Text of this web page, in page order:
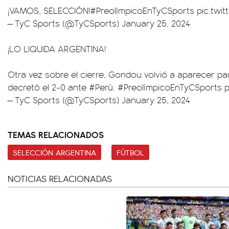
¡VAMOS, SELECCIÓN!#PreolímpicoEnTyCSports
— TyC Sports (@TyCSports) January 25, 2024
¡LO LIQUIDA ARGENTINA!
Otra vez sobre el cierre, Gondou volvió a aparecer
decretó el 2-0 ante #Perú. #PreolímpicoEnTyCSports
— TyC Sports (@TyCSports) January 25, 2024
TEMAS RELACIONADOS
SELECCIÓN ARGENTINA FÚTBOL
NOTICIAS RELACIONADAS